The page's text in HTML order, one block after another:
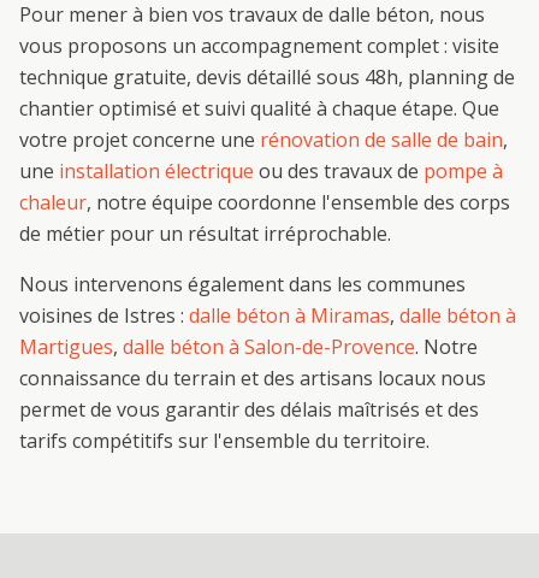
Pour mener à bien vos travaux de dalle béton, nous
vous proposons un accompagnement complet : visite
technique gratuite, devis détaillé sous 48h, planning de
chantier optimisé et suivi qualité à chaque étape. Que
votre projet concerne une rénovation de salle de bain,
une installation électrique ou des travaux de pompe à
chaleur, notre équipe coordonne l'ensemble des corps
de métier pour un résultat irréprochable.
Nous intervenons également dans les communes
voisines de Istres : dalle béton à Miramas, dalle béton à
Martigues, dalle béton à Salon-de-Provence. Notre
connaissance du terrain et des artisans locaux nous
permet de vous garantir des délais maîtrisés et des
tarifs compétitifs sur l'ensemble du territoire.